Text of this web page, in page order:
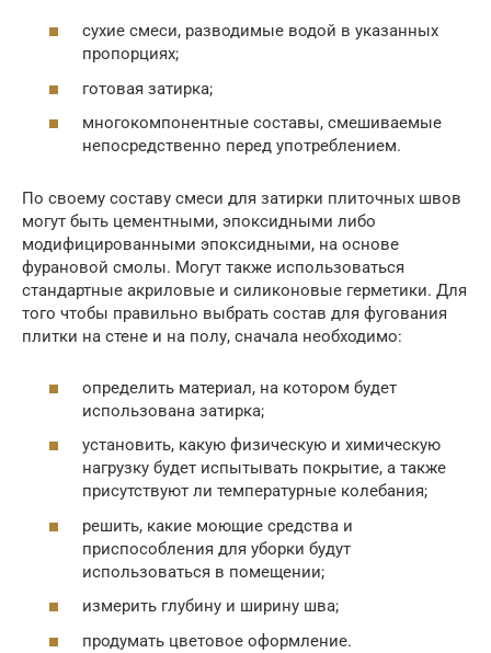
сухие смеси, разводимые водой в указанных
пропорциях;
готовая затирка;
многокомпонентные составы, смешиваемые
непосредственно перед употреблением.
По своему составу смеси для затирки плиточных швов
могут быть цементными, эпоксидными либо
модифицированными эпоксидными, на основе
фурановой смолы. Могут также использоваться
стандартные акриловые и силиконовые герметики. Для
того чтобы правильно выбрать состав для фугования
плитки на стене и на полу, сначала необходимо:
определить материал, на котором будет
использована затирка;
установить, какую физическую и химическую
нагрузку будет испытывать покрытие, а также
присутствуют ли температурные колебания;
решить, какие моющие средства и
приспособления для уборки будут
использоваться в помещении;
измерить глубину и ширину шва;
продумать цветовое оформление.